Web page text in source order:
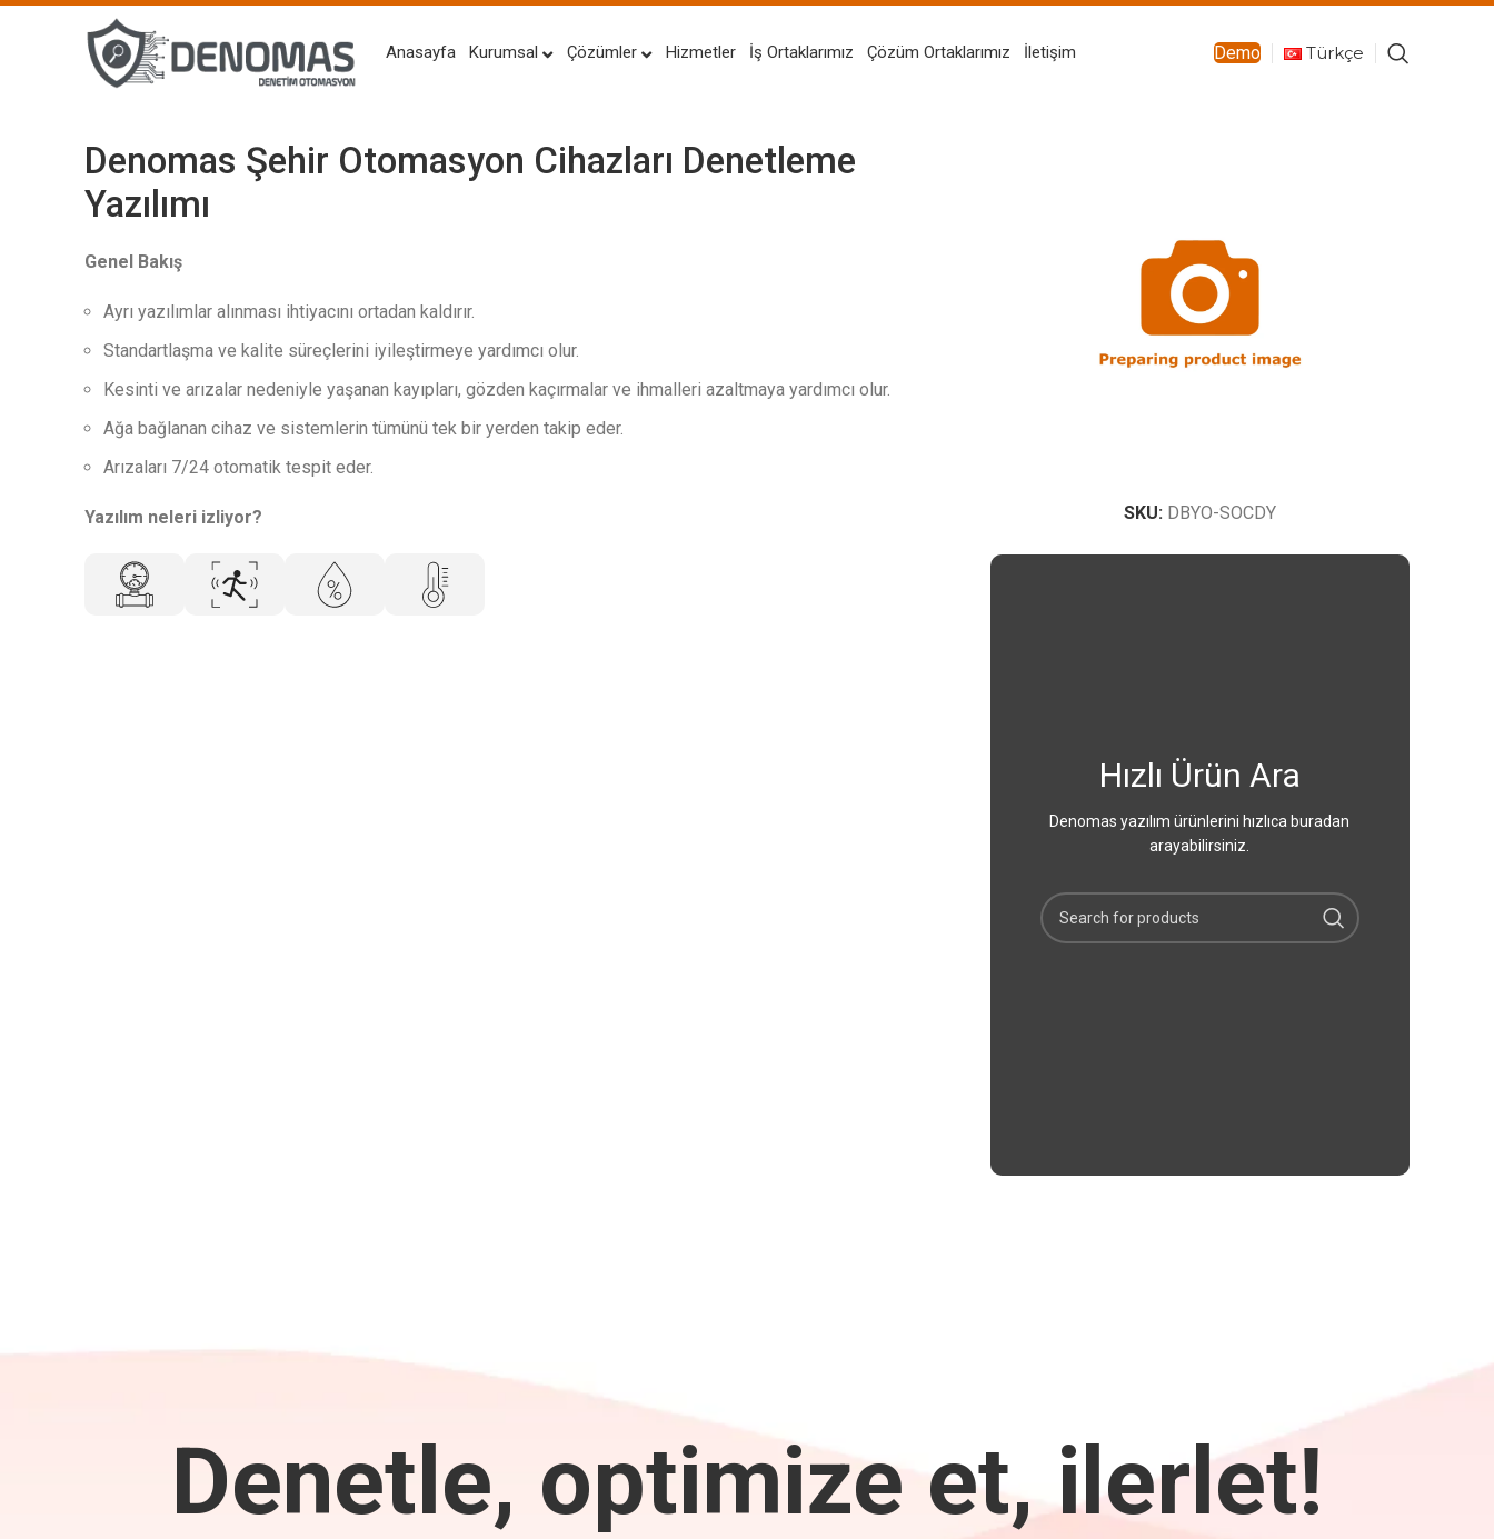
Anasayfa Kurumsal Çözümler Hizmetler İş Ortaklarımız Çözüm Ortaklarımız İletişim Demo Türkçe
Denomas Şehir Otomasyon Cihazları Denetleme
Yazılımı
Genel Bakış
Ayrı yazılımlar alınması ihtiyacını ortadan kaldırır.
Standartlaşma ve kalite süreçlerini iyileştirmeye yardımcı olur.
Kesinti ve arızalar nedeniyle yaşanan kayıpları, gözden kaçırmalar ve ihmalleri azaltmaya yardımcı olur.
Ağa bağlanan cihaz ve sistemlerin tümünü tek bir yerden takip eder.
Arızaları 7/24 otomatik tespit eder.
Yazılım neleri izliyor? SKU: DBYO-SOCDY
Hızlı Ürün Ara
Denomas yazılım ürünlerini hızlıca buradan
arayabilirsiniz.
Denetle, optimize et, ilerlet!